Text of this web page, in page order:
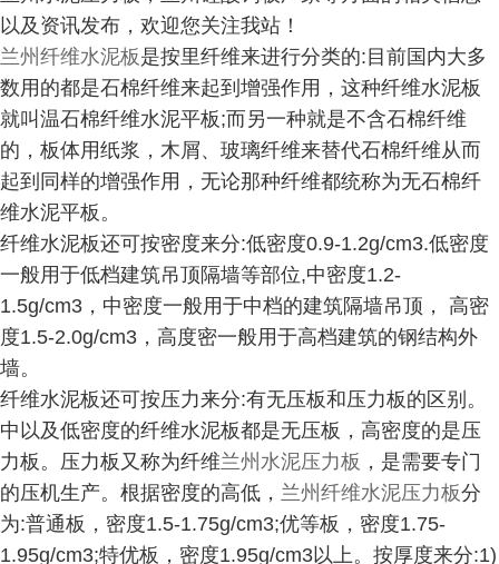
以及资讯发布，欢迎您关注我站！
兰州纤维水泥板是按里纤维来进行分类的:目前国内大多
数用的都是石棉纤维来起到增强作用，这种纤维水泥板
就叫温石棉纤维水泥平板;而另一种就是不含石棉纤维
的，板体用纸浆，木屑、玻璃纤维来替代石棉纤维从而
起到同样的增强作用，无论那种纤维都统称为无石棉纤
维水泥平板。
纤维水泥板还可按密度来分:低密度0.9-1.2g/cm3.低密度
一般用于低档建筑吊顶隔墙等部位,中密度1.2-
1.5g/cm3，中密度一般用于中档的建筑隔墙吊顶， 高密
度1.5-2.0g/cm3，高度密一般用于高档建筑的钢结构外
墙。
纤维水泥板还可按压力来分:有无压板和压力板的区别。
中以及低密度的纤维水泥板都是无压板，高密度的是压
力板。压力板又称为纤维兰州水泥压力板 ，是需要专门
的压机生产。根据密度的高低， 兰州纤维水泥压力板分
为:普通板，密度1.5-1.75g/cm3;优等板，密度1.75-
1.95g/cm3;特优板，密度1.95g/cm3以上。按厚度来分:1)